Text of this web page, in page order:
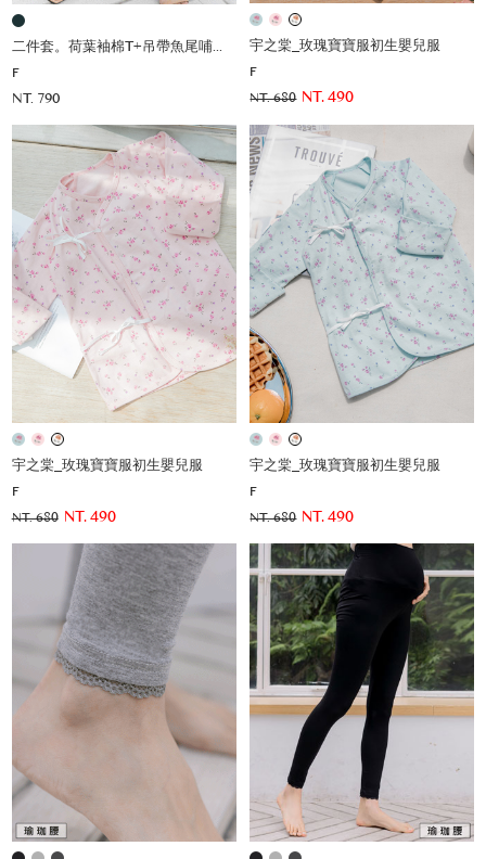
二件套。荷葉袖棉T+吊帶魚尾哺乳洋(薄彈)
F
NT. 790
宇之棠_玫瑰寶寶服初生嬰兒服
F
NT. 680 NT. 490
宇之棠_玫瑰寶寶服初生嬰兒服
F
NT. 680 NT. 490
宇之棠_玫瑰寶寶服初生嬰兒服
F
NT. 680 NT. 490